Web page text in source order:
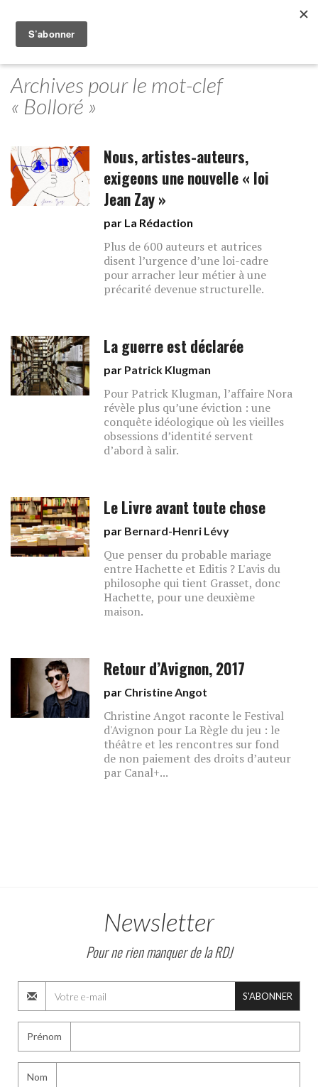
Archives pour le mot-clef
« Bolloré »
Nous, artistes-auteurs,
exigeons une nouvelle « loi
Jean Zay »
par La Rédaction
Plus de 600 auteurs et autrices
disent l’urgence d’une loi-cadre
pour arracher leur métier à une
précarité devenue structurelle.
La guerre est déclarée
par Patrick Klugman
Pour Patrick Klugman, l’affaire Nora
révèle plus qu’une éviction : une
conquête idéologique où les vieilles
obsessions d’identité servent
d’abord à salir.
Le Livre avant toute chose
par Bernard-Henri Lévy
Que penser du probable mariage
entre Hachette et Editis ? L'avis du
philosophe qui tient Grasset, donc
Hachette, pour une deuxième
maison.
Retour d’Avignon, 2017
par Christine Angot
Christine Angot raconte le Festival
d'Avignon pour La Règle du jeu : le
théâtre et les rencontres sur fond
de non paiement des droits d’auteur
par Canal+...
Newsletter
Pour ne rien manquer de la RDJ
S'ABONNER
Prénom
Nom